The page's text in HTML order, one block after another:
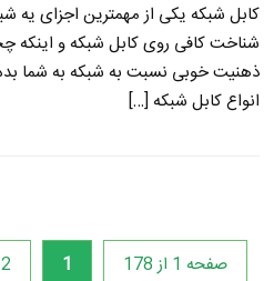
کابل شبکه یکی از مهمترین اجزای یه
شناخت کافی روی کابل شبکه و اینکه
ذهنیت خوبی نسبت به شبکه به شما
انواع کابل شبکه […]
صفحه 1 از 178 1
2